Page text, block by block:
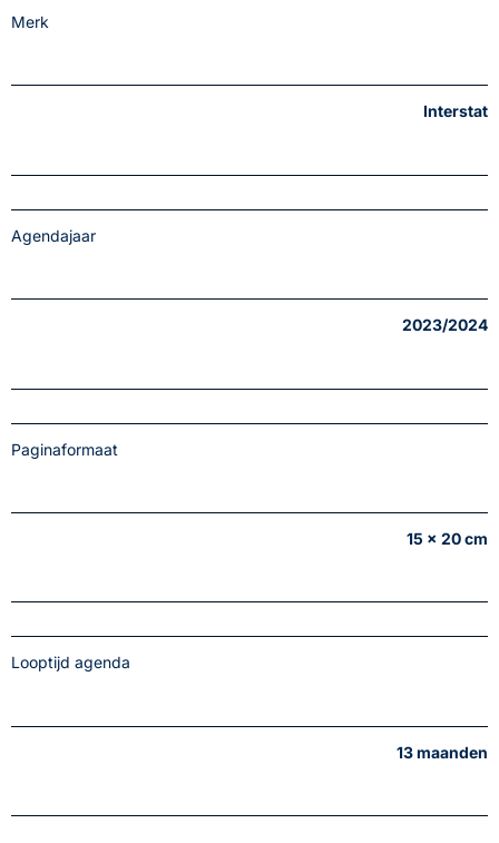
Merk
Interstat
Agendajaar
2023/2024
Paginaformaat
15 x 20 cm
Looptijd agenda
13 maanden